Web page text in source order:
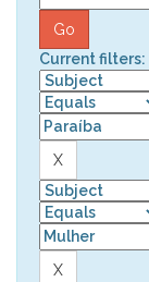
Current filters: